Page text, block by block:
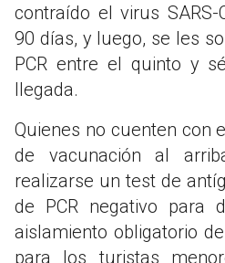
contraído el virus
90 días, y luego, se les
PCR entre el quinto y
llegada.
Quienes no cuenten con
de vacunación al
realizarse un test de
de PCR negativo para
aislamiento obligatorio
para los turistas